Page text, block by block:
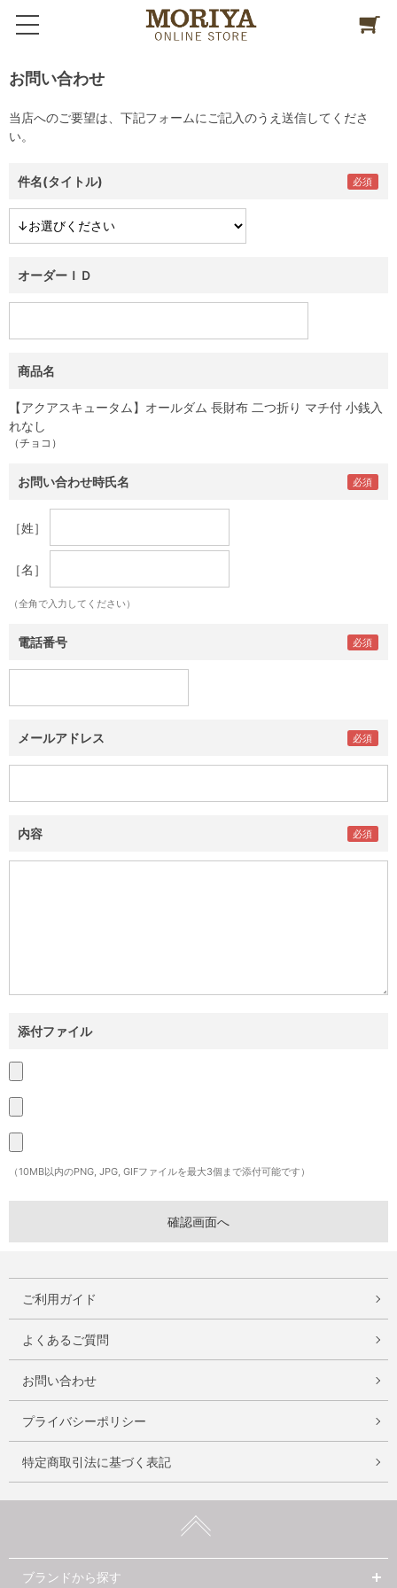
お問い合わせ
当店へのご要望は、下記フォームにご記入のうえ送信してくださ
い。
件名(タイトル)
オーダーＩＤ
商品名
【アクアスキュータム】オールダム 長財布 二つ折り マチ付 小銭入
れなし
（チョコ）
お問い合わせ時氏名
［姓］
［名］
（全角で入力してください）
電話番号
メールアドレス
内容
添付ファイル
（10MB以内のPNG, JPG, GIFファイルを最大3個まで添付可能です）
ご利用ガイド
よくあるご質問
お問い合わせ
プライバシーポリシー
特定商取引法に基づく表記
ブランドから探す